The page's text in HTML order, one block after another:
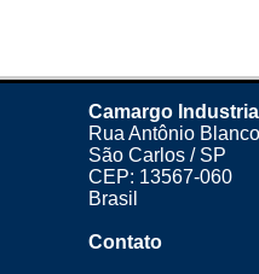
Camargo
Rua Antônio
São Carlos / SP
CEP: 13567-060
Brasil
Contato